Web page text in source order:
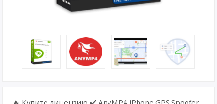
🔥 Купите лицензию ✔️ AnyMP4 iPhone GPS Spoofer